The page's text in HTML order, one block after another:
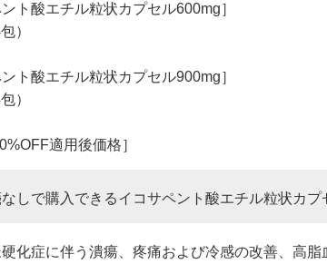
ント酸エチル粒状カプセル600mg］
）
ント酸エチル粒状カプセル900mg］
）
適用後価格］
しで購入できるイコサペント酸エチル粒状カ
化症に伴う潰瘍、疼痛および冷感の改善、高脂